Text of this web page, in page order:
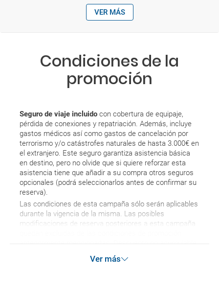
VER MÁS
Condiciones de la
promoción
Seguro de viaje incluido con cobertura de equipaje,
pérdida de conexiones y repatriación. Además, incluye
gastos médicos así como gastos de cancelación por
terrorismo y/o catástrofes naturales de hasta 3.000€ en
el extranjero. Este seguro garantiza asistencia básica
en destino, pero no olvide que si quiere reforzar esta
asistencia tiene que añadir a su compra otros seguros
opcionales (podrá seleccionarlos antes de confirmar su
reserva).
Las condiciones de esta campaña sólo serán aplicables
durante la vigencia de la misma. Las posibles
modificaciones de reserva posteriores a esta campaña
Ver más